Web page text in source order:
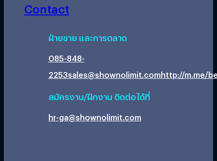
Contact
ฝ่ายขาย และการตลาด
085-848-
2253sales@shownolimit.comhttp://m.me/
สมัครงาน/ฝึกงาน ติดต่อได้ที่
hr-ga@shownolimit.com